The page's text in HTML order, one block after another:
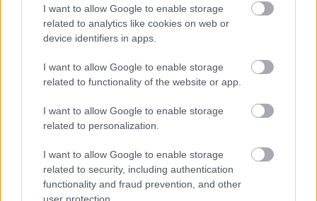
I want to allow Google to enable storage
related to analytics like cookies on web or
device identifiers in apps.
I want to allow Google to enable storage
related to functionality of the website or app.
I want to allow Google to enable storage
related to personalization.
I want to allow Google to enable storage
related to security, including authentication
functionality and fraud prevention, and other
user protection.
Atklājas jaunas detaļas par Klāsa Vāveres
pēdējām dzīves dienām
Viņu skatiens “izurbjas” citiem cauri: 3
datumi, kuros dzimušos mēdz uzskatīt
par biedējošiem
Lasīt citas ziņas